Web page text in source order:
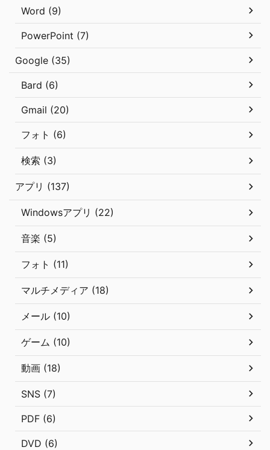
Word (9)
PowerPoint (7)
Google (35)
Bard (6)
Gmail (20)
フォト (6)
検索 (3)
アプリ (137)
Windowsアプリ (22)
音楽 (5)
フォト (11)
マルチメディア (18)
メール (10)
ゲーム (10)
動画 (18)
SNS (7)
PDF (6)
DVD (6)